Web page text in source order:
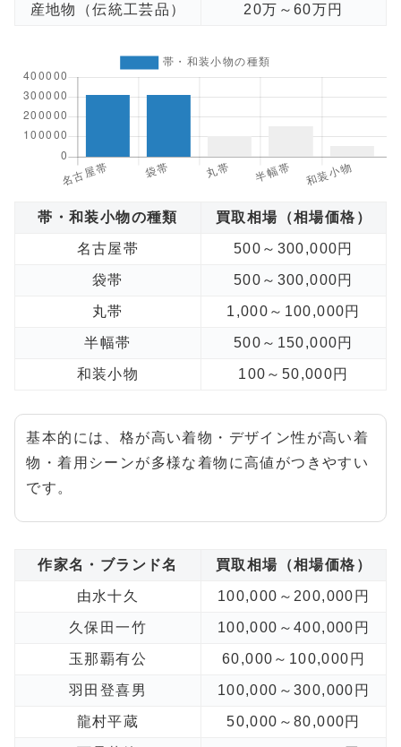
産地物（伝統工芸品） 20万～60万円
帯・和装小物の種類 買取相場（相場価格）
名古屋帯 500～300,000円
袋帯 500～300,000円
丸帯 1,000～100,000円
半幅帯 500～150,000円
和装小物 100～50,000円
基本的には、格が高い着物・デザイン性が高い着
物・着用シーンが多様な着物に高値がつきやすい
です。
作家名・ブランド名 買取相場（相場価格）
由水十久 100,000～200,000円
久保田一竹 100,000～400,000円
玉那覇有公 60,000～100,000円
羽田登喜男 100,000～300,000円
龍村平蔵 50,000～80,000円